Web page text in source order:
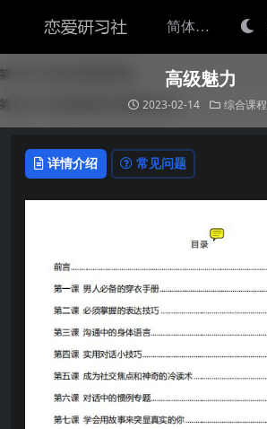
高级魅力
2023-02-14 综合课程
详情介绍 常见问题